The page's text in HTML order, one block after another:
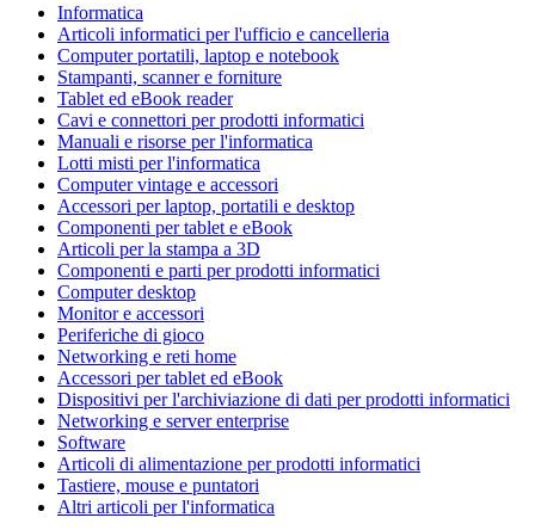
Informatica
Articoli informatici per l'ufficio e cancelleria
Computer portatili, laptop e notebook
Stampanti, scanner e forniture
Tablet ed eBook reader
Cavi e connettori per prodotti informatici
Manuali e risorse per l'informatica
Lotti misti per l'informatica
Computer vintage e accessori
Accessori per laptop, portatili e desktop
Componenti per tablet e eBook
Articoli per la stampa a 3D
Componenti e parti per prodotti informatici
Computer desktop
Monitor e accessori
Periferiche di gioco
Networking e reti home
Accessori per tablet ed eBook
Dispositivi per l'archiviazione di dati per prodotti informatici
Networking e server enterprise
Software
Articoli di alimentazione per prodotti informatici
Tastiere, mouse e puntatori
Altri articoli per l'informatica